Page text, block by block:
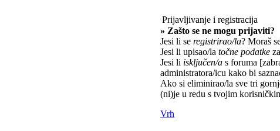
Prijavljivanje i registracija
» Zašto se ne mogu prijaviti?
Jesi li se registrirao/la? Moraš
Jesi li upisao/la točne podatke
Jesi li isključen/a s foruma
administratora/icu kako bi
Ako si eliminirao/la sve tri
(ni)je u redu s tvojim
Vrh